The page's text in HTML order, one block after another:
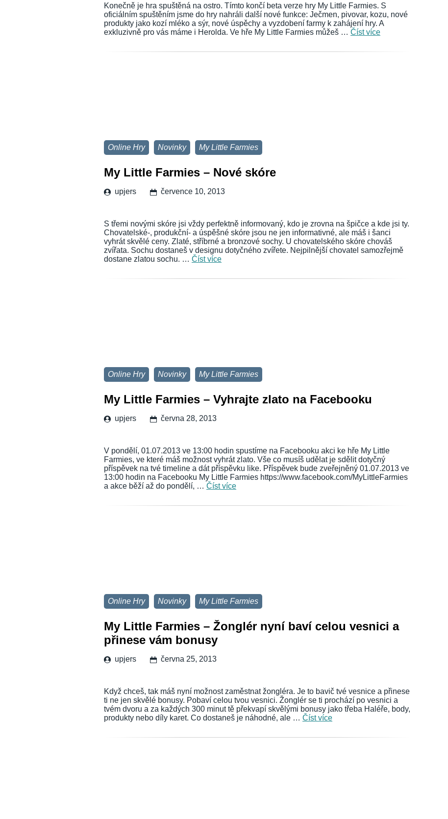
Konečně je hra spuštěná na ostro. Tímto končí beta verze hry My Little Farmies. S
oficiálním spuštěním jsme do hry nahráli další nové funkce: Ječmen, pivovar, kozu, nové
produkty jako kozí mléko a sýr, nové úspěchy a vyzdobení farmy k zahájení hry. A
exkluzivně pro vás máme i Herolda. Ve hře My Little Farmies můžeš … Číst více
Online Hry Novinky My Little Farmies
My Little Farmies – Nové skóre
upjers července 10, 2013
S třemi novými skóre jsi vždy perfektně informovaný, kdo je zrovna na špičce a kde jsi ty.
Chovatelské-, produkční- a úspěšné skóre jsou ne jen informativné, ale máš i šanci
vyhrát skvělé ceny. Zlaté, stříbrné a bronzové sochy. U chovatelského skóre chováš
zvířata. Sochu dostaneš v designu dotyčného zvířete. Nejpilnější chovatel samozřejmě
dostane zlatou sochu. … Číst více
Online Hry Novinky My Little Farmies
My Little Farmies – Vyhrajte zlato na Facebooku
upjers června 28, 2013
V pondělí, 01.07.2013 ve 13:00 hodin spustíme na Facebooku akci ke hře My Little
Farmies, ve které máš možnost vyhrát zlato. Vše co musíš udělat je sdělit dotyčný
příspěvek na tvé timeline a dát příspěvku like. Příspěvek bude zveřejněný 01.07.2013 ve
13:00 hodin na Facebooku My Little Farmies https://www.facebook.com/MyLittleFarmies
a akce běží až do pondělí, … Číst více
Online Hry Novinky My Little Farmies
My Little Farmies – Žonglér nyní baví celou vesnici a
přinese vám bonusy
upjers června 25, 2013
Když chceš, tak máš nyní možnost zaměstnat žongléra. Je to bavič tvé vesnice a přinese
ti ne jen skvělé bonusy. Pobaví celou tvou vesnici. Žonglér se ti prochází po vesnici a
tvém dvoru a za každých 300 minut tě překvapí skvělými bonusy jako třeba Haléře, body,
produkty nebo díly karet. Co dostaneš je náhodné, ale … Číst více